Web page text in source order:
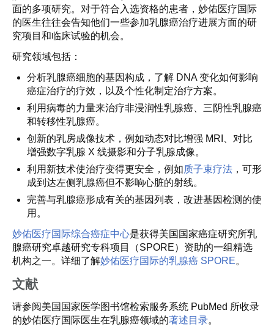
面的多项研究。对于符合入选资格的患者，妙佑医疗国际
的医生往往会告知他们一些参加乳腺癌治疗进展方面的研
究项目和临床试验的机会。
研究领域包括：
分析乳腺癌细胞的基因构成，了解 DNA 变化如何影响
癌症治疗的疗效，以及个性化制定治疗方案。
利用病毒的力量来治疗非浸润性乳腺癌、三阴性乳腺癌
和转移性乳腺癌。
创新的乳房成像技术，例如动态对比增强 MRI、对比
增强数字乳腺 X 线摄影和分子乳腺成像。
利用新技术使治疗变得更安全，例如质子束疗法 ，可形
成到达左侧乳腺癌但不影响心脏的射线。
完善与乳腺癌形成有关的基因列表，改进基因检测的使
用。
妙佑医疗国际综合癌症中心是获得美国国家癌症研究所乳
腺癌研究卓越研究专科项目（SPORE）资助的一组精选
机构之一。详细了解妙佑医疗国际的乳腺癌 SPORE。
文献
请参阅美国国家医学图书馆检索服务系统 PubMed 所收录
的妙佑医疗国际医生在乳腺癌领域的著述目录。